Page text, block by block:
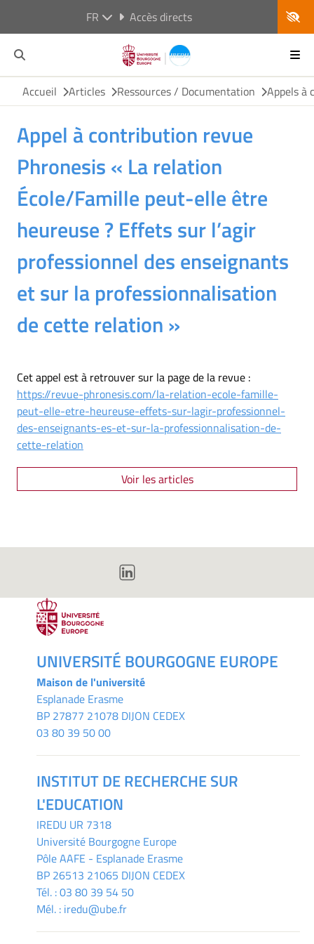
FR Accès directs
Accueil Articles Ressources / Documentation Appels à
Appel à contribution revue
Phronesis « La relation
École/Famille peut-elle être
heureuse ? Effets sur l’agir
professionnel des enseignants
et sur la professionnalisation
de cette relation »
Cet appel est à retrouver sur la page de la revue :
https://revue-phronesis.com/la-relation-ecole-famille-
peut-elle-etre-heureuse-effets-sur-lagir-professionnel-
des-enseignants-es-et-sur-la-professionnalisation-de-
cette-relation
Voir les articles
UNIVERSITÉ BOURGOGNE EUROPE
Maison de l'université
Esplanade Erasme
BP 27877 21078 DIJON CEDEX
03 80 39 50 00
INSTITUT DE RECHERCHE SUR
L'EDUCATION
IREDU UR 7318
Université Bourgogne Europe
Pôle AAFE - Esplanade Erasme
BP 26513 21065 DIJON CEDEX
Tél. :03 80 39 54 50
Mél. : iredu@ube.fr